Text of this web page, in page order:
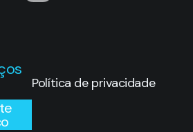
Política de privacidade